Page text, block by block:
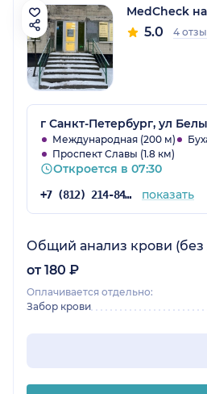
MedCheck
5.0 4
г Санкт-Петербург, ул
Международная (200 м)
Проспект Славы (1.8 км)
Откроется в 07:30
+7 (812) 214-84-90 показать
Общий анализ крови
от 180 ₽
Оплачивается отдельно:
Забор крови